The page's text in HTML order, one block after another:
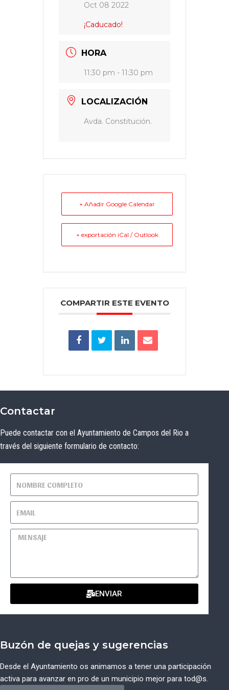
Oct 08 2022
¡Caducado!
HORA
11:30 pm - 11:30 pm
LOCALIZACIÓN
Avda. Constitución.
+ Añadir Google Calendar
+ exportación iCal / Outlook
COMPARTIR ESTE EVENTO
Contactar
Puede contactar con el Ayuntamiento de Campos del Rio a
través del siguiente formulario de contacto:
ENVIAR
Buzón de quejas y sugerencias
Desde el Ayuntamiento os animamos a tener una participación
activa para avanzar en pro de un municipio mejor para tod@s.